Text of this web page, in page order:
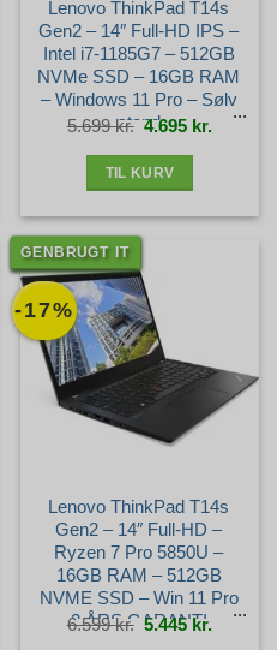
Lenovo ThinkPad T14s
Gen2 – 14″ Full-HD IPS –
Intel i7-1185G7 – 512GB
NVMe SSD – 16GB RAM
– Windows 11 Pro – Sølv
stand
5.699kr. Den
oprindelige
pris
4.695 kr. Den
aktuelle
pris
TIL KURV
-17%
GENBRUGT IT
Lenovo ThinkPad T14s
Gen2 – 14″ Full-HD –
Ryzen 7 Pro 5850U –
16GB RAM – 512GB
NVME SSD – Win 11 Pro
– 3 ÅRS GARANTI –
6.599kr. Den
oprindelige
pris
5.445kr. Den
aktuelle
pris